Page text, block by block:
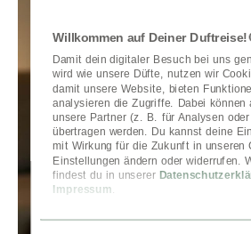
Willkommen auf Deiner
Damit dein digitaler Besuch bei uns
wird wie unsere Düfte, nutzen wir
damit unsere Website, bieten
analysieren die Zugriffe. Dabei können
unsere Partner (z. B. für Analysen oder
übertragen werden. Du kannst deine
mit Wirkung für die Zukunft in unseren
Einstellungen ändern oder widerrufen.
findest du in unserer
Impressum